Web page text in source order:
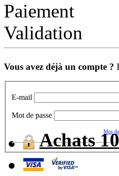
Paiement
Validation
Vous avez déjà un compte ?
E-mail
Mot de passe
Mot
Achats